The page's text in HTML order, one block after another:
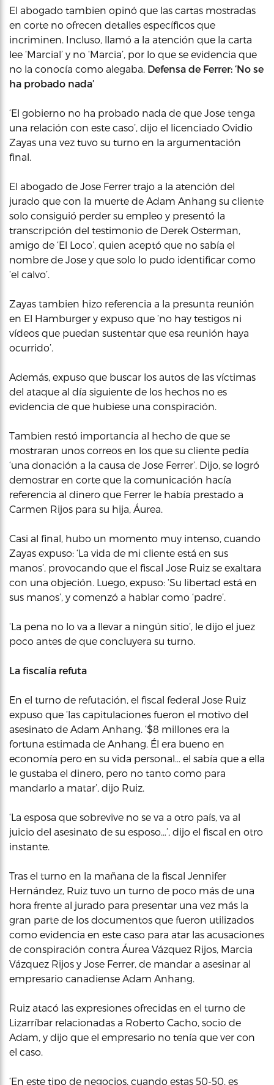
El abogado tambien opinó que las cartas mostradas
en corte no ofrecen detalles específicos que
incriminen. Incluso, llamó a la atención que la carta
lee ‘Marcial’ y no ‘Marcia’, por lo que se evidencia que
no la conocía como alegaba. Defensa de Ferrer: ‘No se
ha probado nada’
‘El gobierno no ha probado nada de que Jose tenga
una relación con este caso’, dijo el licenciado Ovidio
Zayas una vez tuvo su turno en la argumentación
final.
El abogado de Jose Ferrer trajo a la atención del
jurado que con la muerte de Adam Anhang su cliente
solo consiguió perder su empleo y presentó la
transcripción del testimonio de Derek Osterman,
amigo de ‘El Loco’, quien aceptó que no sabía el
nombre de Jose y que solo lo pudo identificar como
‘el calvo’.
Zayas tambien hizo referencia a la presunta reunión
en El Hamburger y expuso que ‘no hay testigos ni
vídeos que puedan sustentar que esa reunión haya
ocurrido’.
Además, expuso que buscar los autos de las víctimas
del ataque al día siguiente de los hechos no es
evidencia de que hubiese una conspiración.
Tambien restó importancia al hecho de que se
mostraran unos correos en los que su cliente pedía
‘una donación a la causa de Jose Ferrer’. Dijo, se logró
demostrar en corte que la comunicación hacía
referencia al dinero que Ferrer le había prestado a
Carmen Rijos para su hija, Áurea.
Casi al final, hubo un momento muy intenso, cuando
Zayas expuso: ‘La vida de mi cliente está en sus
manos’, provocando que el fiscal Jose Ruiz se exaltara
con una objeción. Luego, expuso: ‘Su libertad está en
sus manos’, y comenzó a hablar como ‘padre’.
‘La pena no lo va a llevar a ningún sitio’, le dijo el juez
poco antes de que concluyera su turno.
La fiscalía refuta
En el turno de refutación, el fiscal federal Jose Ruiz
expuso que ‘las capitulaciones fueron el motivo del
asesinato de Adam Anhang. ‘$8 millones era la
fortuna estimada de Anhang. Él era bueno en
economía pero en su vida personal… el sabía que a ella
le gustaba el dinero, pero no tanto como para
mandarlo a matar’, dijo Ruiz.
‘La esposa que sobrevive no se va a otro país, va al
juicio del asesinato de su esposo…’, dijo el fiscal en otro
instante.
Tras el turno en la mañana de la fiscal Jennifer
Hernández, Ruiz tuvo un turno de poco más de una
hora frente al jurado para presentar una vez más la
gran parte de los documentos que fueron utilizados
como evidencia en este caso para atar las acusaciones
de conspiración contra Áurea Vázquez Rijos, Marcia
Vázquez Rijos y Jose Ferrer, de mandar a asesinar al
empresario canadiense Adam Anhang.
Ruiz atacó las expresiones ofrecidas en el turno de
Lizarríbar relacionadas a Roberto Cacho, socio de
Adam, y dijo que el empresario no tenía que ver con
el caso.
‘En este tipo de negocios, cuando estas 50-50, es